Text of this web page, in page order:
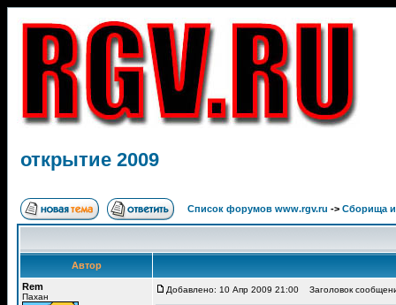
открытие 2009
Список форумов www.rgv.ru -> Сборища и
Автор
Rem
Пахан
Добавлено: 10 Апр 2009 21:00 Заголовок